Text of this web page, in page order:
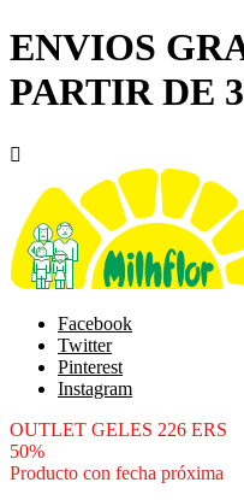
ENVIOS
PARTIR DE

Facebook
Twitter
Pinterest
Instagram
OUTLET GELES 226 ERS
50%
Producto con fecha próxima